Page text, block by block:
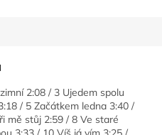
2:08 / 3 Ujedem spolu
/ 5 Začátkem ledna 3:40 /
mě stůj 2:59 / 8 Ve staré